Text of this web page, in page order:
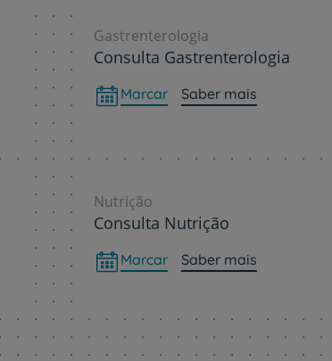
Para profissionais
Sobre nós
Contacte-nos
Gastrenterologia
Consulta Gastrenterologia
Marcar Saber mais
Nutrição
Consulta Nutrição
Marcar Saber mais